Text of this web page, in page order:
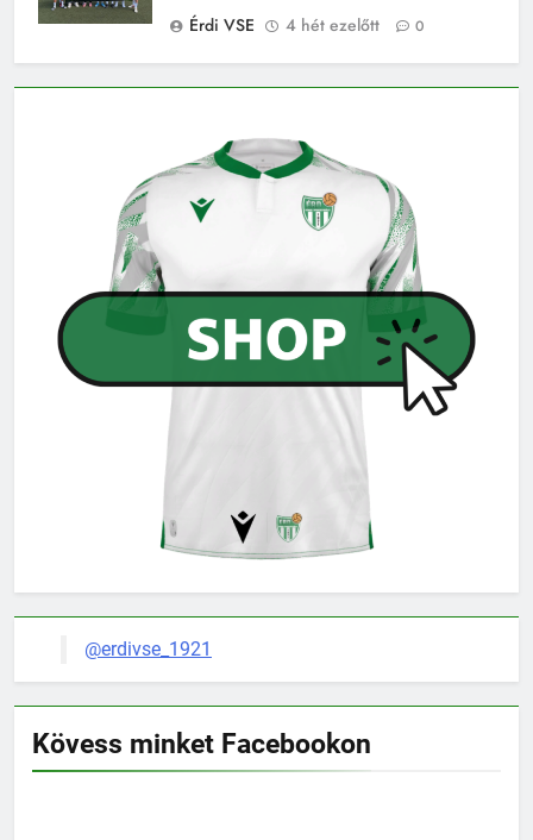
Érdi VSE
4 hét ezelőtt 0
@erdivse_1921
Kövess minket Facebookon